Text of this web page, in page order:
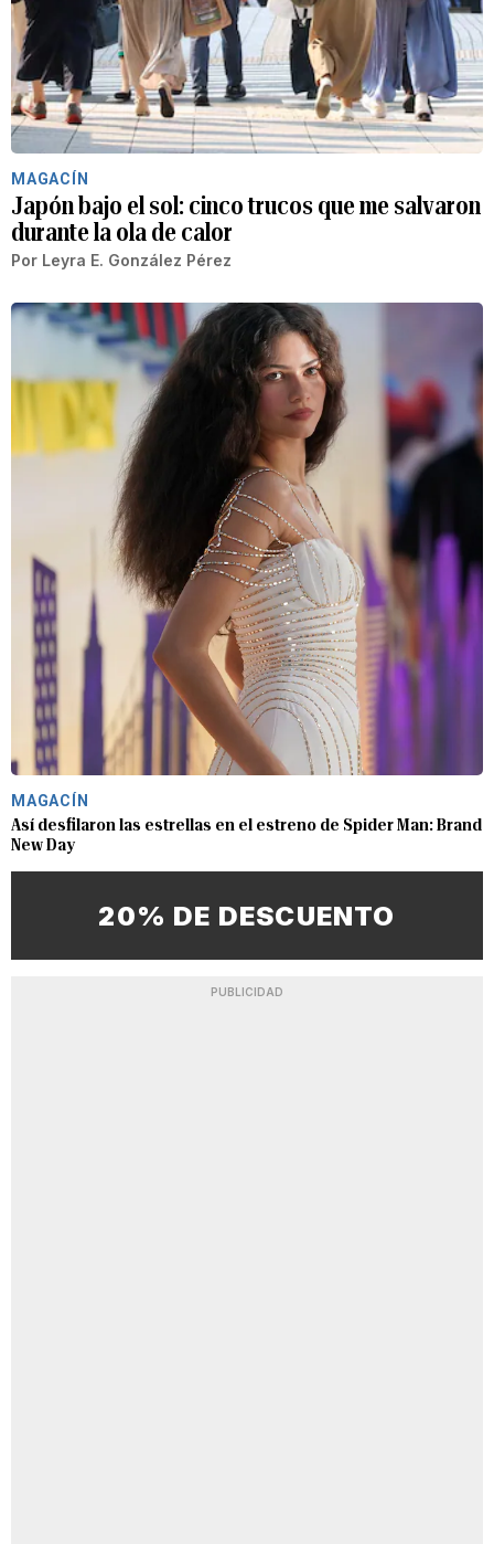
MAGACÍN
Japón bajo el sol: cinco trucos que me salvaron
durante la ola de calor
Por Leyra E. González Pérez
MAGACÍN
Así desfilaron las estrellas en el estreno de Spider Man: Brand
New Day
20% DE DESCUENTO
PUBLICIDAD